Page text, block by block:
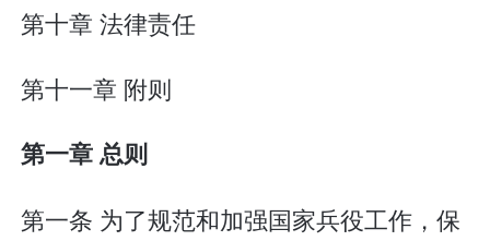
第十章 法律责任
第十一章 附则
第一章 总则
第一条 为了规范和加强国家兵役工作，保